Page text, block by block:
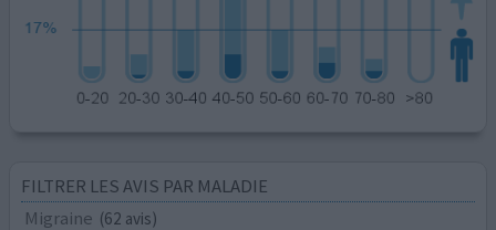
FILTRER LES AVIS PAR MALADIE
Migraine (62 avis)